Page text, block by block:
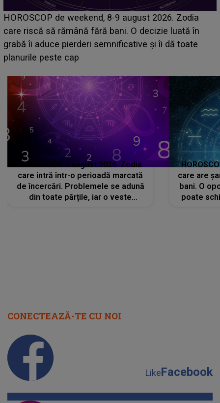
Emanuel a ținut ACEST DETALIU ASCUNS până
acum! În fața Alexandrei, concurentul din Casa Iubirii
face o MĂRTURISIRE NEAȘTEPTATĂ despre mama
sa: "I-am spus și ei în față, eu nu te iubesc pentru
HOROSCOP 7 august 2026. Zodia
care intră într-o perioadă marcată
de încercări. Problemele se adună
din toate părțile, iar o veste
care are
bani. O
poate
CONECTEAZĂ-TE CU NOI
LikeFacebook